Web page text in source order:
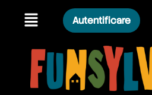
Autentificare